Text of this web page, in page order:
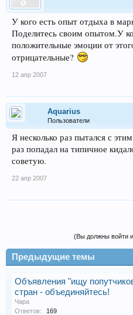
У кого есть опыт отдыха в
Поделитесь своим опытом.У
положительные эмоции от
отрицательные?
12 апр 2007
Aquarius
Пользователи
Я несколько раз пытался с
раз попадал на типичное
советую.
22 апр 2007
(Вы должны войти
Предыдущие темы
Объявления "ищу
стран - объединяйтесь!
Чара
Ответов:
169